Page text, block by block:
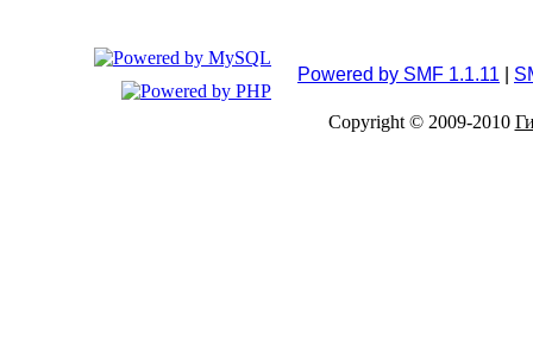
Powered by SMF 1.1.11
Copyright © 2009-2010